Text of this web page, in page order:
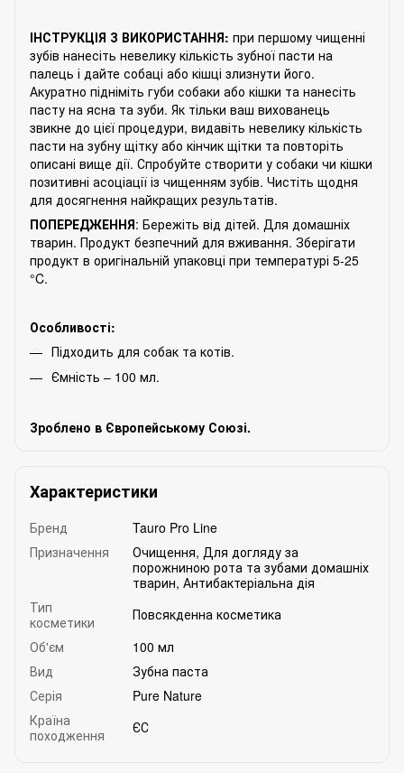
ІНСТРУКЦІЯ З ВИКОРИСТАННЯ: при першому чищенні
зубів нанесіть невелику кількість зубної пасти на
палець і дайте собаці або кішці злизнути його.
Акуратно підніміть губи собаки або кішки та нанесіть
пасту на ясна та зуби. Як тільки ваш вихованець
звикне до цієї процедури, видавіть невелику кількість
пасти на зубну щітку або кінчик щітки та повторіть
описані вище дії. Спробуйте створити у собаки чи кішки
позитивні асоціації із чищенням зубів. Чистіть щодня
для досягнення найкращих результатів.
ПОПЕРЕДЖЕННЯ: Бережіть від дітей. Для домашніх
тварин. Продукт безпечний для вживання. Зберігати
продукт в оригінальній упаковці при температурі 5-25
°C.
Особливості:
Підходить для собак та котів.
Ємність – 100 мл.
Зроблено в Європейському Союзі.
Характеристики
Бренд
Tauro Pro Line
Призначення
Очищення, Для догляду за
порожниною рота та зубами домашніх
тварин, Антибактеріальна дія
Тип
косметики
Повсякденна косметика
Об'єм
100 мл
Вид
Зубна паста
Серія
Pure Nature
Країна
походження
ЄС